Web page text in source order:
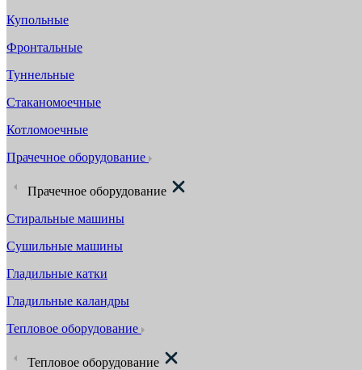
Купольные
Фронтальные
Туннельные
Стаканомоечные
Котломоечные
Прачечное оборудование
Прачечное оборудование
Стиральные машины
Сушильные машины
Гладильные катки
Гладильные каландры
Тепловое оборудование
Тепловое оборудование